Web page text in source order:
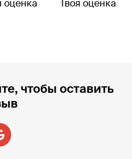
оценка Твоя оценка
чтобы оставить